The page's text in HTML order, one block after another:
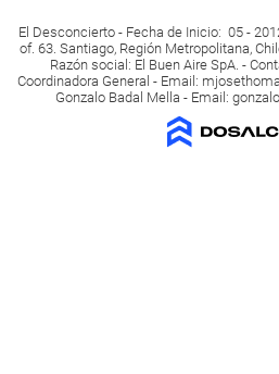
El Desconcierto - Fecha de Inicio: 05 -
of. 63. Santiago, Región Metropolitana,
Razón social: El Buen Aire SpA. -
Coordinadora General - Email:
Gonzalo Badal Mella - Email: